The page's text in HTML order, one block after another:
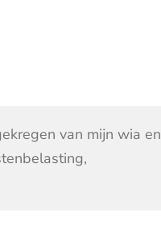
van mijn wia en